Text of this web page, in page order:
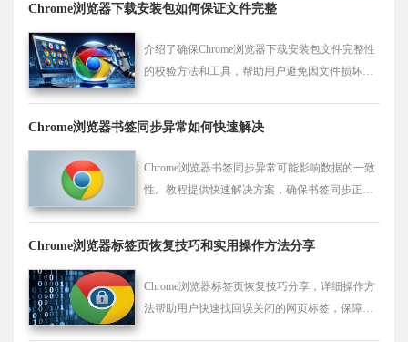
Chrome浏览器下载安装包如何保证文件完整
介绍了确保Chrome浏览器下载安装包文件完整性
的校验方法和工具，帮助用户避免因文件损坏导
Chrome浏览器书签同步异常如何快速解决
Chrome浏览器书签同步异常可能影响数据的一致
性。教程提供快速解决方案，确保书签同步正常
Chrome浏览器标签页恢复技巧和实用操作方法分享
Chrome浏览器标签页恢复技巧分享，详细操作方
法帮助用户快速找回误关闭的网页标签，保障浏